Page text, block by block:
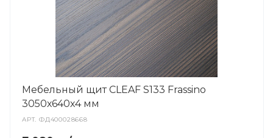
Мебельный щит CLEAF S133 Frassino
3050х640х4 мм
АРТ.ФД400028668